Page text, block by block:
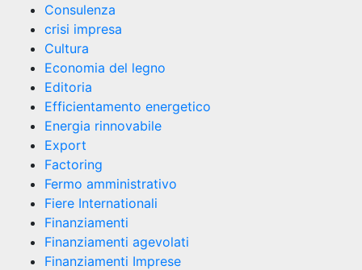
Consulenza
crisi impresa
Cultura
Economia del legno
Editoria
Efficientamento energetico
Energia rinnovabile
Export
Factoring
Fermo amministrativo
Fiere Internationali
Finanziamenti
Finanziamenti agevolati
Finanziamenti Imprese